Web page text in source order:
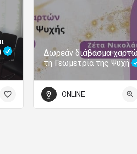
Δωρεάν διάβασμα
τη Γεωμετρία της Ψυχή
ONLINE